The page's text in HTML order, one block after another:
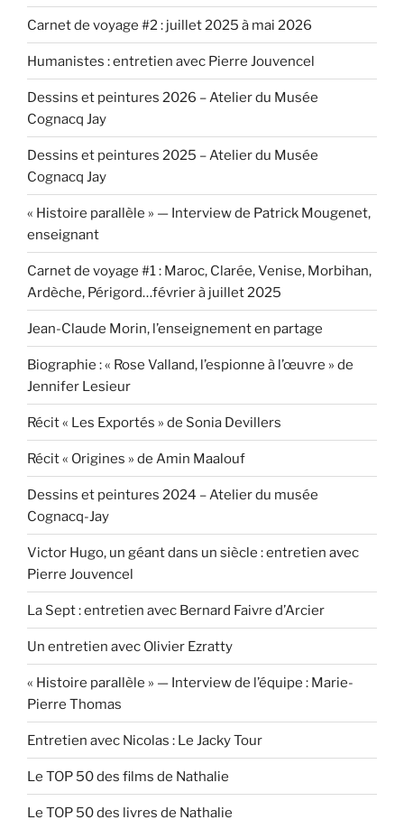
Carnet de voyage #2 : juillet 2025 à mai 2026
Humanistes : entretien avec Pierre Jouvencel
Dessins et peintures 2026 – Atelier du Musée
Cognacq Jay
Dessins et peintures 2025 – Atelier du Musée
Cognacq Jay
« Histoire parallèle » — Interview de Patrick Mougenet,
enseignant
Carnet de voyage #1 : Maroc, Clarée, Venise, Morbihan,
Ardèche, Périgord…février à juillet 2025
Jean-Claude Morin, l’enseignement en partage
Biographie : « Rose Valland, l’espionne à l’œuvre » de
Jennifer Lesieur
Récit « Les Exportés » de Sonia Devillers
Récit « Origines » de Amin Maalouf
Dessins et peintures 2024 – Atelier du musée
Cognacq-Jay
Victor Hugo, un géant dans un siècle : entretien avec
Pierre Jouvencel
La Sept : entretien avec Bernard Faivre d’Arcier
Un entretien avec Olivier Ezratty
« Histoire parallèle » — Interview de l’équipe : Marie-
Pierre Thomas
Entretien avec Nicolas : Le Jacky Tour
Le TOP 50 des films de Nathalie
Le TOP 50 des livres de Nathalie